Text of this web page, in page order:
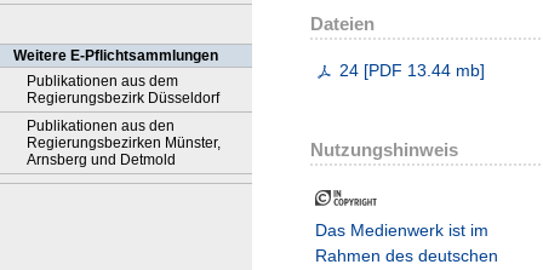
Weitere E-Pflichtsammlungen
Publikationen aus dem
Regierungsbezirk Düsseldorf
Publikationen aus den
Regierungsbezirken Münster,
Arnsberg und Detmold
Dateien
24 [PDF 13.44 mb]
Nutzungshinweis
Das Medienwerk ist im
Rahmen des deutschen